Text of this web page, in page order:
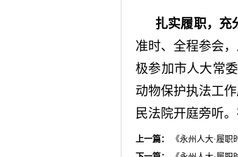
扎实履职，充
准时、全程参会
极参加市人大常
动物保护执法工
民法院开庭旁听
上一篇：
《永州人大·履